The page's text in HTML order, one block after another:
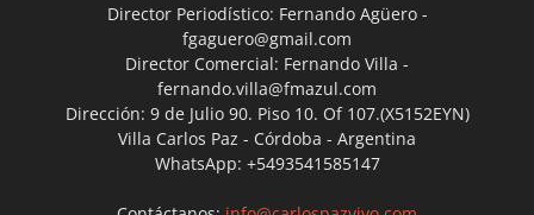
Director Periodístico: Fernando Agüero -
fgaguero@gmail.com
Director Comercial: Fernando Villa -
fernando.villa@fmazul.com
Dirección: 9 de Julio 90. Piso 10. Of 107.(X5152EYN)
Villa Carlos Paz - Córdoba - Argentina
WhatsApp: +5493541585147